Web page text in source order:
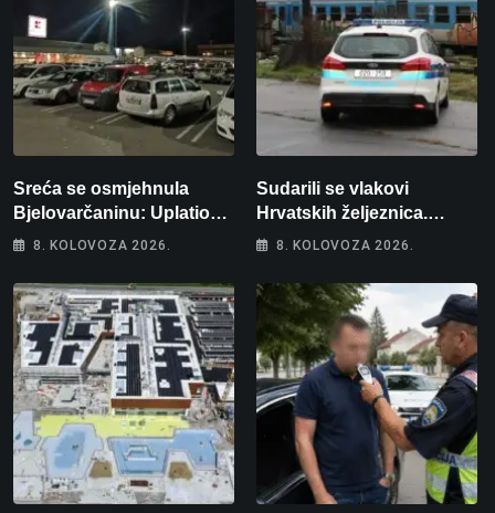
Sreća se osmjehnula
Bjelovarčaninu: Uplatio
samo 4 eura, a osvojio
8. KOLOVOZA 2026.
Sudarili se vlakovi
Hrvatskih željeznica.
Šestero osoba teško
intenzivnoj
8. KOLOVOZA 2026.